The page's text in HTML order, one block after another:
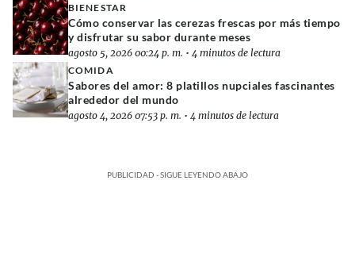
BIENESTAR
Cómo conservar las cerezas frescas por más tiempo
y disfrutar su sabor durante meses
agosto 5, 2026 00:24 p. m. • 4 minutos de lectura
COMIDA
Sabores del amor: 8 platillos nupciales fascinantes
alrededor del mundo
agosto 4, 2026 07:53 p. m. • 4 minutos de lectura
PUBLICIDAD - SIGUE LEYENDO ABAJO